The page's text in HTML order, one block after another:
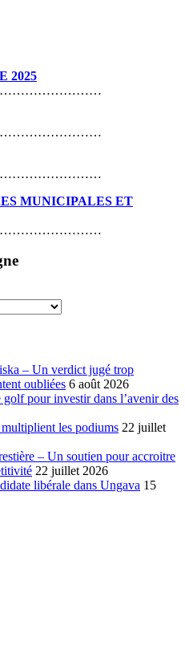
2025
MUNICIPALES ET
– Un verdict jugé trop
oubliées 6 août 2026
pour investir dans l’avenir des
les podiums 22 juillet
– Un soutien pour accroitre
22 juillet 2026
libérale dans Ungava 15